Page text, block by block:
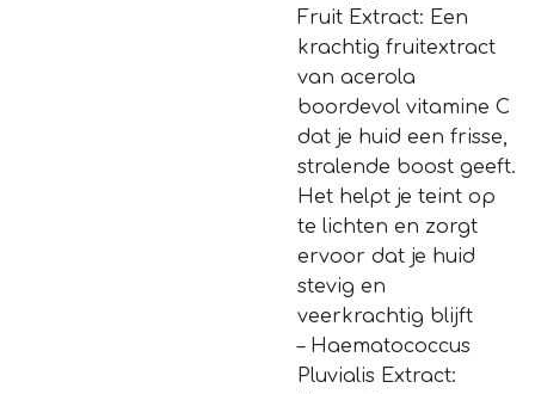
Fruit Extract: Een
krachtig fruitextract
van acerola
boordevol vitamine C
dat je huid een frisse,
stralende boost geeft.
Het helpt je teint op
te lichten en zorgt
ervoor dat je huid
stevig en
veerkrachtig blijft
– Haematococcus
Pluvialis Extract: